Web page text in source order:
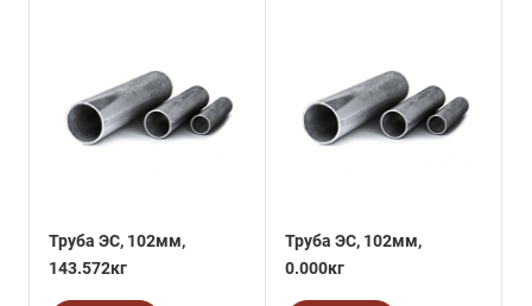
Труба ЭС, 102мм,
143.572кг
Труба ЭС, 102мм,
0.000кг